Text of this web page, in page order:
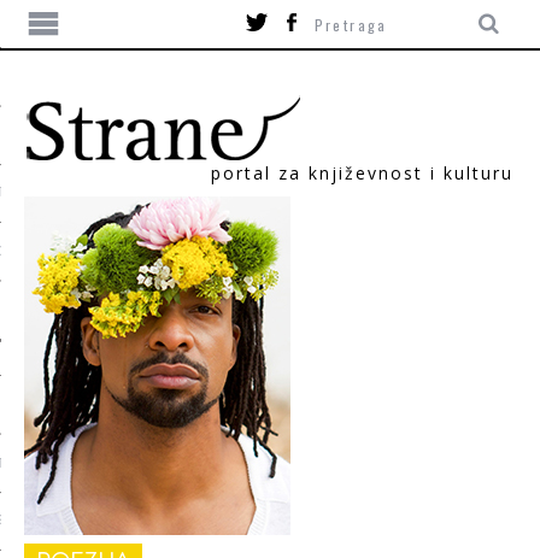
portal za književnost i kulturu